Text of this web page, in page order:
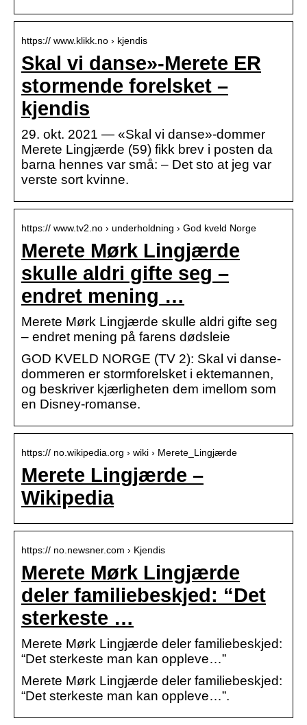
https:// www.klikk.no › kjendis
Skal vi danse»-Merete ER
stormende forelsket –
kjendis
29. okt. 2021 — «Skal vi danse»-dommer
Merete Lingjærde (59) fikk brev i posten da
barna hennes var små: – Det sto at jeg var
verste sort kvinne.
https:// www.tv2.no › underholdning › God kveld Norge
Merete Mørk Lingjærde
skulle aldri gifte seg –
endret mening …
Merete Mørk Lingjærde skulle aldri gifte seg
– endret mening på farens dødsleie
GOD KVELD NORGE (TV 2): Skal vi danse-
dommeren er stormforelsket i ektemannen,
og beskriver kjærligheten dem imellom som
en Disney-romanse.
https:// no.wikipedia.org › wiki › Merete_Lingjærde
Merete Lingjærde –
Wikipedia
https:// no.newsner.com › Kjendis
Merete Mørk Lingjærde
deler familiebeskjed: “Det
sterkeste …
Merete Mørk Lingjærde deler familiebeskjed:
“Det sterkeste man kan oppleve…”
Merete Mørk Lingjærde deler familiebeskjed:
“Det sterkeste man kan oppleve…”.